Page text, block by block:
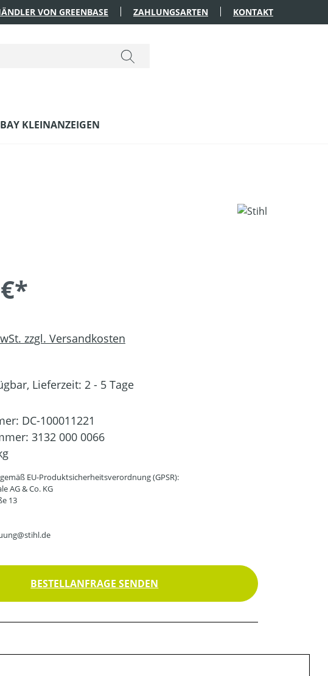
VON GREENBASE ZAHLUNGSARTEN KONTAKT
KLEINANZEIGEN
zzgl. Versandkosten
Lieferzeit: 2 - 5 Tage
DC-100011221
3132 000 0066
EU-Produktsicherheitsverordnung (GPSR):
AG & Co. KG
13
BESTELLANFRAGE SENDEN